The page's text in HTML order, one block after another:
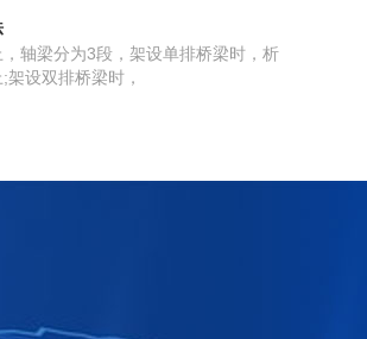
轴梁分为3段，架设单排桥梁时，析
设双排桥梁时，